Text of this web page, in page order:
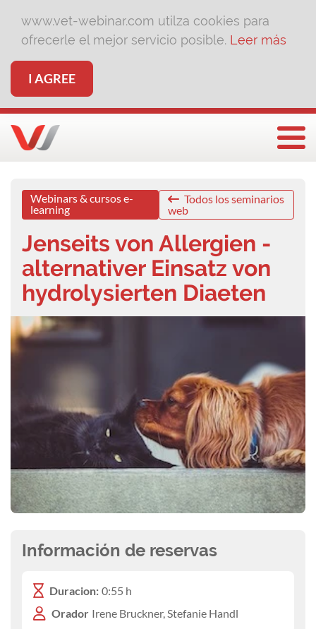
www.vet-webinar.com utilza cookies para
ofrecerle el mejor servicio posible. Leer más
I AGREE
Webinars & cursos e-
learning
Todos los seminarios
web
Jenseits von Allergien -
alternativer Einsatz von
hydrolysierten Diaeten
Información de reservas
Duracion: 0:55 h
Orador Irene Bruckner, Stefanie Handl